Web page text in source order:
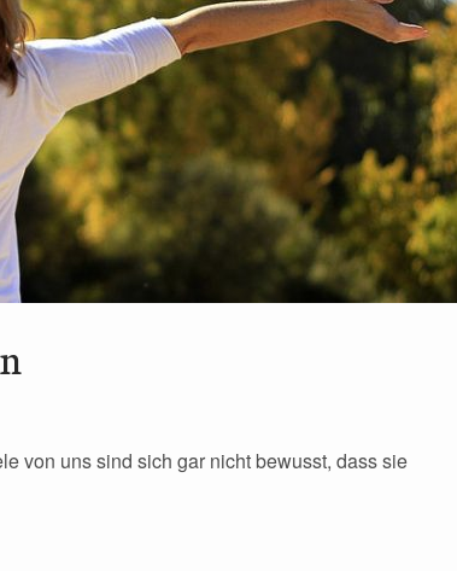
von uns sind sich gar nicht bewusst, dass sie